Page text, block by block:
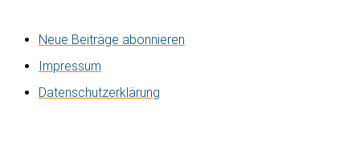
Neue Beiträge abonnieren
Impressum
Datenschutzerklärung